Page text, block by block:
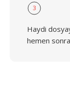
3
Haydi
hemen